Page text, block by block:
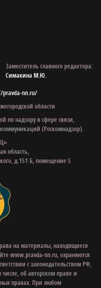
Заместитель главного редактора:
Симакина М.Ю.
pravda-nn.ru/
области
по надзору в сфере связи,
(Роскомнадзор).
область,
д.151 Б, помещение 5
на материалы, находящиеся
www.pravda-nn.ru, охраняются
с законодательством РФ,
числе, об авторском праве и
правах. При любом